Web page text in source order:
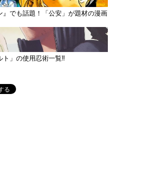
』でも話題！「公安」が題材の漫画
ト」の使用忍術一覧‼